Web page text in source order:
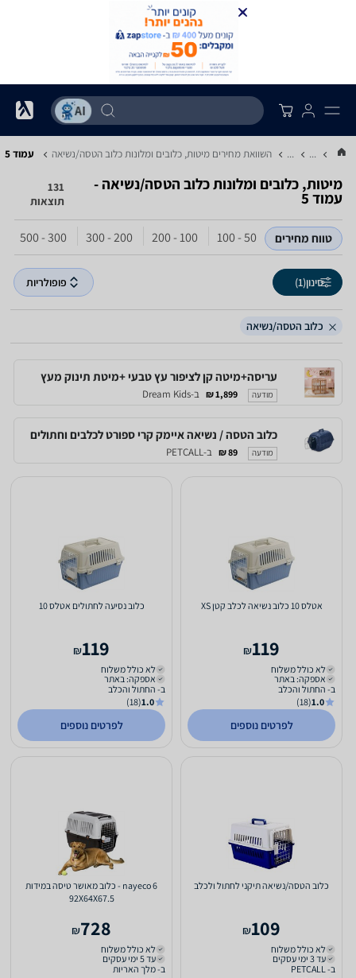
...
... השוואת מחירים מיטות, כלובים ומלונות ‏כלוב הטסה/נשיאה עמוד 5
מיטות, כלובים ומלונות ‏כלוב הטסה/נשיאה -
עמוד 5
131
תוצאות
טווח מחירים 50 - 100
100 - 200
200 - 300
300 - 500
סינון(1) פופולריות
כלוב הטסה/נשיאה
עריסה+מיטה קן לציפור עץ טבעי +מיטת תינוק מעץ
מודעה 1,899 ₪ ב-Dream Kids
כלוב הטסה / נשיאה איימק קרי ספורט לכלבים וחתולים
מודעה 89 ₪ ב-PETCALL
אטלס 10 כלוב נשיאה לכלב קטן XS
119
₪
לא כולל משלוח
אספקה: באתר
ב- החתול והכלב
1.0
(18)
לפרטים נוספים
כלוב נסיעה לחתולים אטלס 10
119
₪
לא כולל משלוח
אספקה: באתר
ב- החתול והכלב
1.0
(18)
לפרטים נוספים
כלוב הטסה/נשיאה תיקני לחתול ולכלב
109
₪
לא כולל משלוח
עד 3 ימי עסקים
ב- PETCALL
nayeco 6 - כלוב מאושר טיסה במידות
92X64X67.5
728
₪
לא כולל משלוח
עד 5 ימי עסקים
ב- מלך האריות